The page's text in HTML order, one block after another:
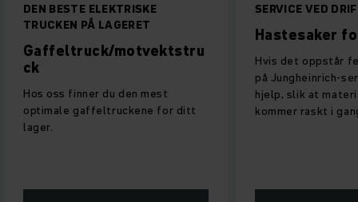
DEN BESTE ELEKTRISKE
TRUCKEN PÅ LAGERET
Gaffeltruck/motvektstru
ck
Hos oss finner du den mest
optimale gaffeltruckene for ditt
lager.
SERVICE VED
Hastesaker
Hvis det oppstår
på Jungheinrich-
hjelp, slik at
kommer raskt i